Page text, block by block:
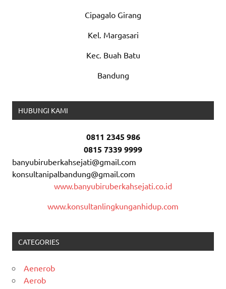
Cipagalo Girang
Kel. Margasari
Kec. Buah Batu
Bandung
HUBUNGI KAMI
0811 2345 986
0815 7339 9999
banyubiruberkahsejati@gmail.com
konsultanipalbandung@gmail.com
www.banyubiruberkahsejati.co.id
www.konsultanlingkunganhidup.com
CATEGORIES
Aenerob
Aerob